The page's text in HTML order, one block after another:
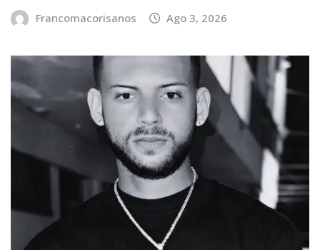
Francomacorisanos Ago 3, 2026